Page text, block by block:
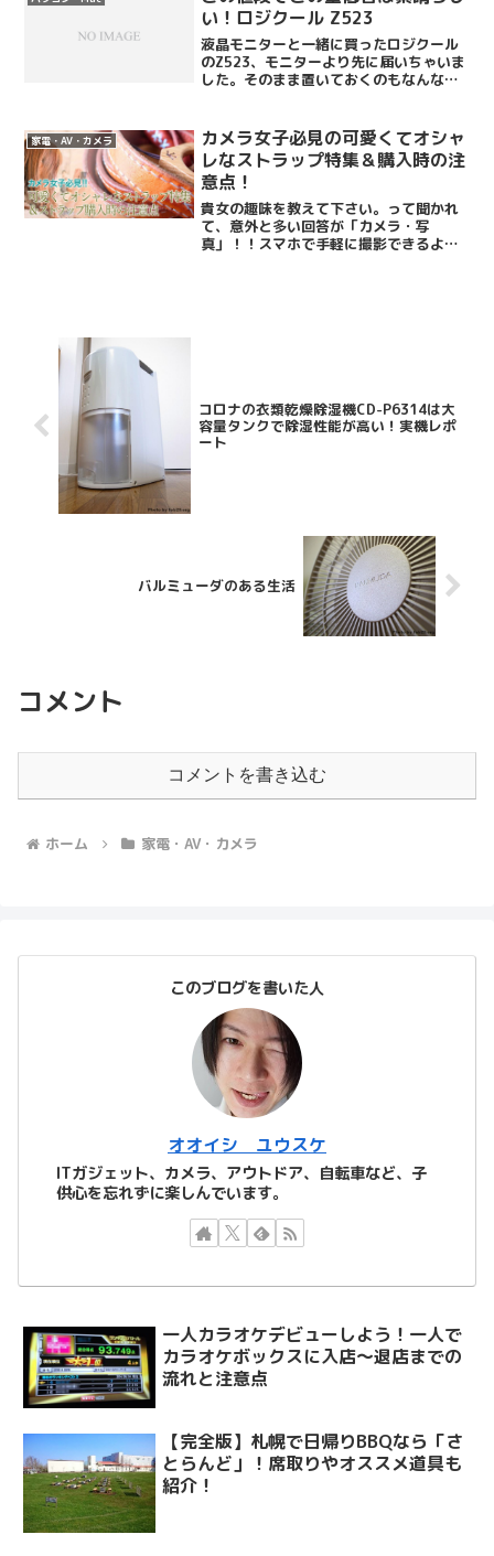
要があ...
い！ロジクール Z523
液晶モニターと一緒に買ったロジクール
のZ523、モニターより先に届いちゃいま
した。そのまま置いておくのもなんなの
てみました。ズンズンズンズンズン重低
音が！すごい！Ba...
家電・AV・カメラ
カメラ女子必見の可愛くてオシャ
レなストラップ特集＆購入時の注
意点！
貴女の趣味を教えて下さい。って聞かれ
て、意外と多い回答が「カメラ・写
真」！！スマホで手軽に撮影できるよう
コロナの衣類乾燥除湿機CD-P6314は大
容量タンクで除湿性能が高い！実機レポ
ート
バルミューダのある生活
コメント
コメントを書き込む
ホーム 家電・AV・カメラ
このブログを書いた人
オオイシ ユウスケ
ITガジェット、カメラ、アウトドア、自転車など、子
供心を忘れずに楽しんでいます。
一人カラオケデビューしよう！一人で
カラオケボックスに入店～退店までの
流れと注意点
【完全版】札幌で日帰りBBQなら「さ
とらんど」！席取りやオススメ道具も
紹介！